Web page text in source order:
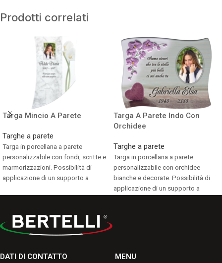
Prodotti correlati
Targa Mincio A Parete
Targhe a parete
Targa in porcellana a parete
personalizzabile con fondi, scritte e
marmorizzazioni. Possibilità di
applicazione di un supporto a
Targa A Parete Indo Con
Orchidee
Targhe a parete
Targa in porcellana a parete
personalizzabile con orchidee
bianche e decorate. Possibilità di
applicazione di un supporto a
DATI DI CONTATTO MENU